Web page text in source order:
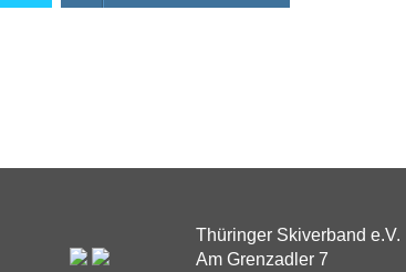
Thüringer Skiverband e.V.
Am Grenzadler 7